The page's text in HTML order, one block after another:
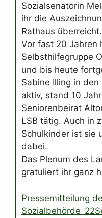
Sozialsenatorin
ihr die
Rathaus überreicht.
Vor fast 20 Jahren
Selbsthilfegruppe
und bis heute
Sabine Illing in
aktiv, stand 10
Seniorenbeirat
LSB tätig. Auch in
Schulkinder ist sie
dabei.
Das Plenum des
gratuliert ihr ganz
Pressemitteilung